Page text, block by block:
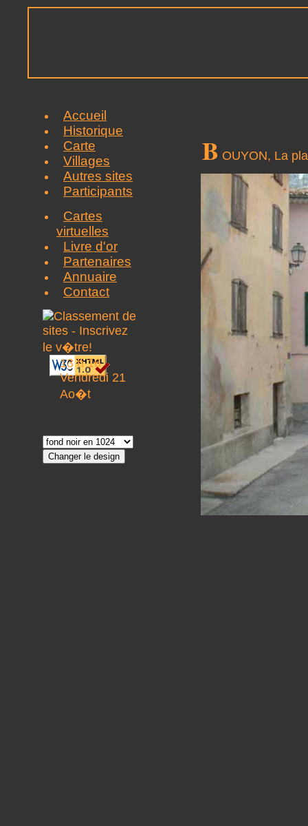
Accueil
Historique
Carte
Villages
Autres sites
Participants
Cartes
virtuelles
Livre d'or
Partenaires
Annuaire
Contact
13 h 16
Vendredi 21
Ao�t
B OUYON, La